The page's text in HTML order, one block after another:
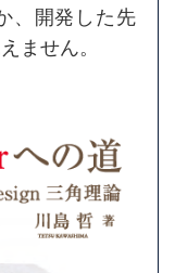
、開発した先
ません。